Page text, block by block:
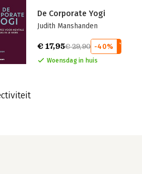
De Corporate Yogi
Judith Manshanden
€ 17,95€ 29,90 -40%
Woensdag in huis